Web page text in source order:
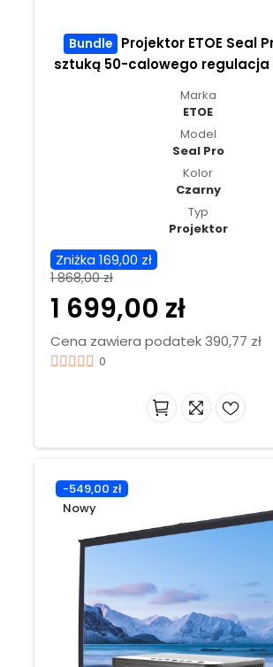
Bundle
sztuką 50-calowego regulacja
Marka
ETOE
Model
Seal Pro
Kolor
Czarny
Typ
Projektor
Zniżka 169,00 zł
1 868,00 zł
1 699,00 zł
Cena zawiera podatek 390,77 zł
0
-549,00 zł
Nowy